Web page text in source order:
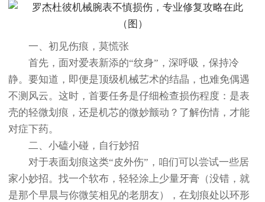
一、初见伤痕，莫慌张
首先，面对爱表新添的“纹身”，深呼吸，保持冷
静。要知道，即便是顶级机械艺术的结晶，也难免偶遇
不测风云。这时，首要任务是仔细检查损伤程度：是表
壳的轻微划痕，还是机芯的微妙颤动？了解伤情，才能
对症下药。
二、小磕小碰，自行妙招
对于表面划痕这类“皮外伤”，咱们可以尝试一些居
家小妙招。找一个软布，轻轻涂上少量牙膏（没错，就
是那个早晨与你微笑相见的老朋友），在划痕处以环形